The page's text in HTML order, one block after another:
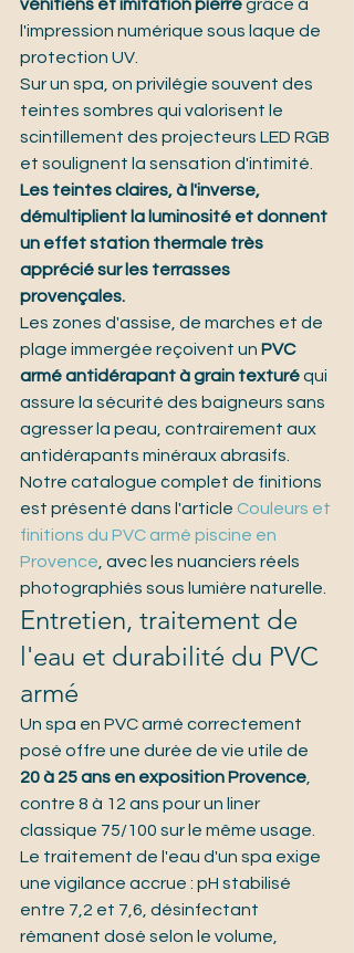
vénitiens et imitation pierre grâce à
l'impression numérique sous laque de
protection UV.
Sur un spa, on privilégie souvent des
teintes sombres qui valorisent le
scintillement des projecteurs LED RGB
et soulignent la sensation d'intimité.
Les teintes claires, à l'inverse,
démultiplient la luminosité et donnent
un effet station thermale très
apprécié sur les terrasses
provençales.
Les zones d'assise, de marches et de
plage immergée reçoivent un PVC
armé antidérapant à grain texturé qui
assure la sécurité des baigneurs sans
agresser la peau, contrairement aux
antidérapants minéraux abrasifs.
Notre catalogue complet de finitions
est présenté dans l'article Couleurs et
finitions du PVC armé piscine en
Provence, avec les nuanciers réels
photographiés sous lumière naturelle.
Entretien, traitement de
l'eau et durabilité du PVC
armé
Un spa en PVC armé correctement
posé offre une durée de vie utile de
20 à 25 ans en exposition Provence,
contre 8 à 12 ans pour un liner
classique 75/100 sur le même usage.
Le traitement de l'eau d'un spa exige
une vigilance accrue : pH stabilisé
entre 7,2 et 7,6, désinfectant
rémanent dosé selon le volume,